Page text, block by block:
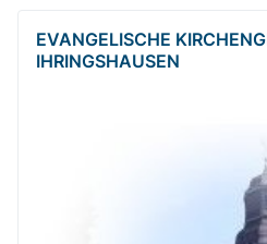
EVANGELISCHE
IHRINGSHAUSEN